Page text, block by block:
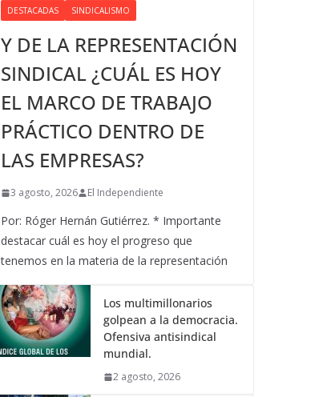
DESTACADAS SINDICALISMO
Y DE LA REPRESENTACIÓN
SINDICAL ¿CUÁL ES HOY
EL MARCO DE TRABAJO
PRÁCTICO DENTRO DE
LAS EMPRESAS?
3 agosto, 2026 El Independiente
Por: Róger Hernán Gutiérrez. * Importante
destacar cuál es hoy el progreso que
tenemos en la materia de la representación
Los multimillonarios
golpean a la democracia.
Ofensiva antisindical
mundial.
2 agosto, 2026